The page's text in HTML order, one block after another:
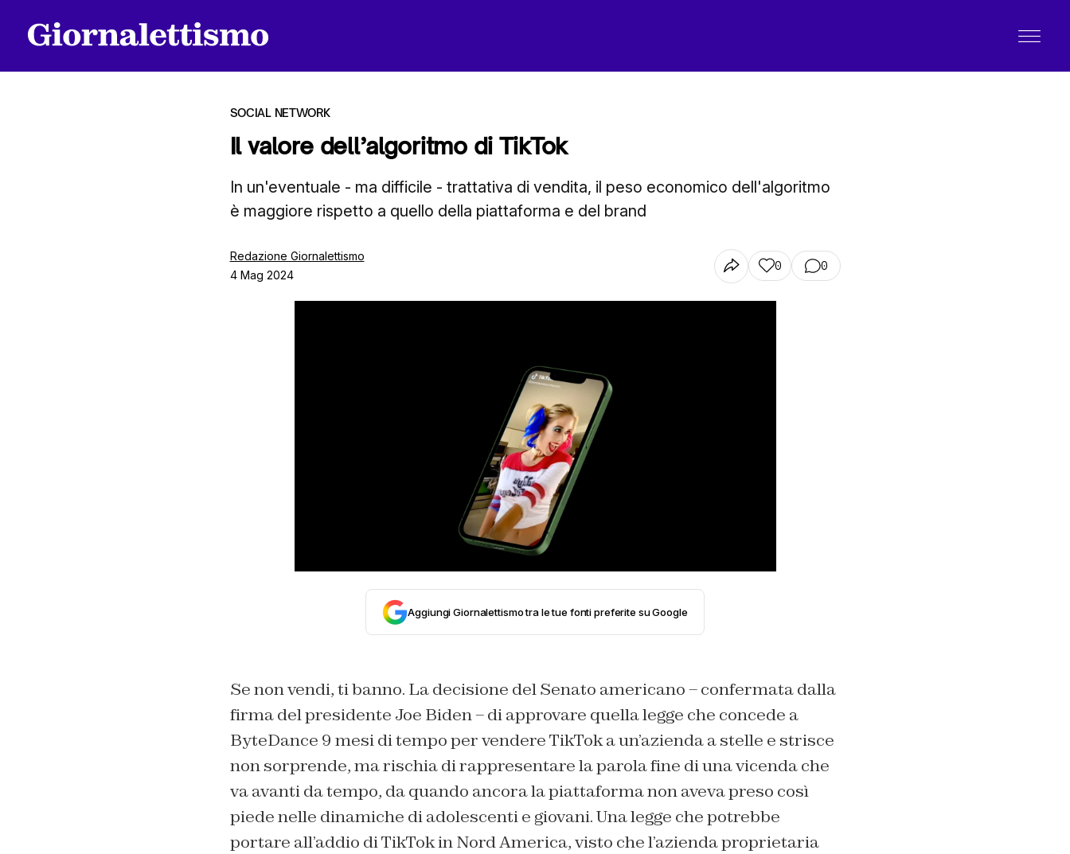
SOCIAL NETWORK
Il valore dell’algoritmo di TikTok
In un'eventuale - ma difficile - trattativa di vendita, il peso economico dell'algoritmo
è maggiore rispetto a quello della piattaforma e del brand
Redazione Giornalettismo
4 Mag 2024
0 0
Aggiungi Giornalettismo tra le tue fonti preferite su Google
Se non vendi, ti banno. La decisione del Senato americano – confermata dalla
firma del presidente Joe Biden – di approvare quella legge che concede a
ByteDance 9 mesi di tempo per vendere TikTok a un’azienda a stelle e strisce
non sorprende, ma rischia di rappresentare la parola fine di una vicenda che
va avanti da tempo, da quando ancora la piattaforma non aveva preso così
piede nelle dinamiche di adolescenti e giovani. Una legge che potrebbe
portare all’addio di TikTok in Nord America, visto che l’azienda proprietaria